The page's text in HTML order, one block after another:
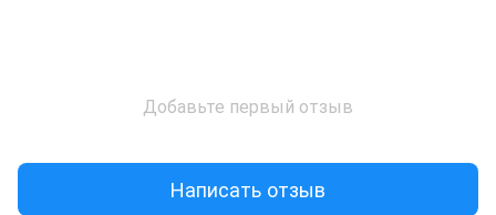
Добавьте первый отзыв
Написать отзыв